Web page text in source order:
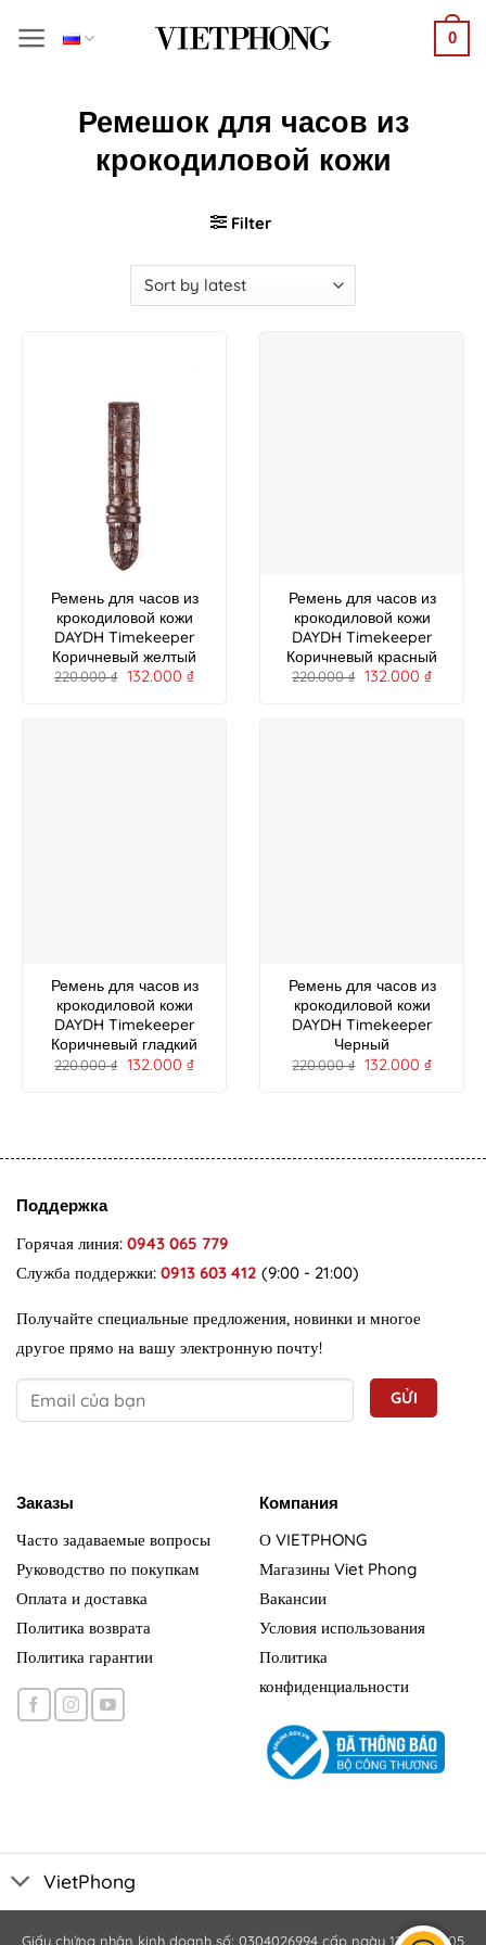
0
Ремешок для часов из
крокодиловой кожи
Filter
Ремень для часов из
крокодиловой кожи
DAYDH Timekeeper
Коричневый желтый
220.000₫ 132.000 ₫
Ремень для часов из
крокодиловой кожи
DAYDH Timekeeper
Коричневый красный
220.000₫ 132.000 ₫
Ремень для часов из
крокодиловой кожи
DAYDH Timekeeper
Коричневый гладкий
220.000₫ 132.000 ₫
Ремень для часов из
крокодиловой кожи
DAYDH Timekeeper
Черный
220.000₫ 132.000 ₫
Поддержка
Горячая линия: 0943 065 779
Служба поддержки: 0913 603 412 (9:00 - 21:00)
Получайте специальные предложения, новинки и многое
другое прямо на вашу электронную почту!
Заказы
Часто задаваемые вопросы
Руководство по покупкам
Оплата и доставка
Политика возврата
Политика гарантии
Компания
О VIETPHONG
Магазины Viet Phong
Вакансии
Условия использования
Политика
конфиденциальности
VietPhong
Giấy chứng nhận kinh doanh số: 0304026994 cấp ngày 12/10/2005